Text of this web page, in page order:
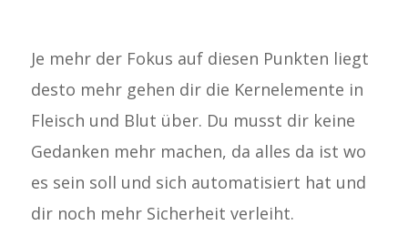
Je mehr der Fokus auf diesen Punkten liegt
desto mehr gehen dir die Kernelemente in
Fleisch und Blut über. Du musst dir keine
Gedanken mehr machen, da alles da ist wo
es sein soll und sich automatisiert hat und
dir noch mehr Sicherheit verleiht.